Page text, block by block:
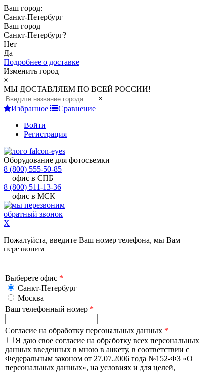
Ваш город:
Санкт-Петербург
Ваш город
Санкт-Петербург?
Нет
Да
Подробнее о доставке
Изменить город
×
МЫ ДОСТАВЛЯЕМ ПО ВСЕЙ РОССИИ!
×
Избранное
Сравнение
Войти
Регистрация
Оборудование для фотосъемки
8 (800) 555-50-85
− офис в СПБ
8 (800) 511-13-36
− офис в МСК
обратный звонок
X
Пожалуйста, введите Ваш номер телефона, мы Вам
перезвоним
Выберете офис *
Санкт-Петербург
Москва
Ваш телефонный номер *
Согласие на обработку персональных данных *
Я даю свое согласие на обработку всех персональных
данных введенных в мною в анкету, в соответствии с
Федеральным законом от 27.07.2006 года №152-ФЗ «О
персональных данных», на условиях и для целей,